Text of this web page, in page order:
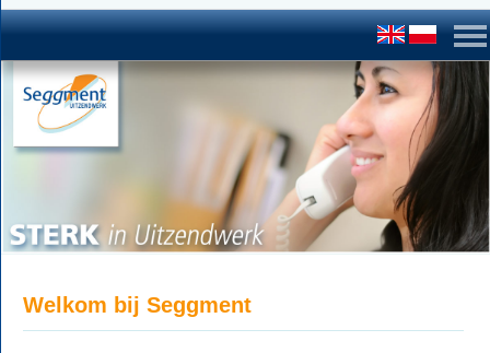
Welkom bij Seggment